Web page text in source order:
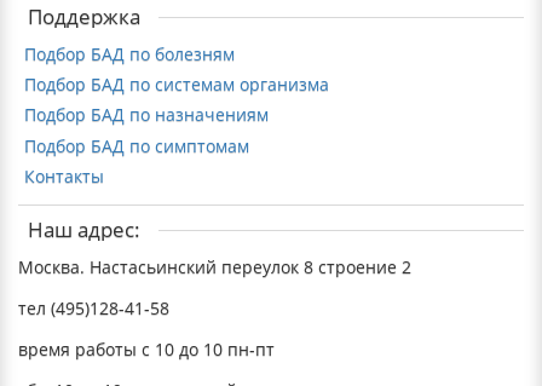
Поддержка
Подбор БАД по болезням
Подбор БАД по системам организма
Подбор БАД по назначениям
Подбор БАД по симптомам
Контакты
Наш адрес:
Москва. Настасьинский переулок 8 строение 2
тел (495)128-41-58
время работы с 10 до 10 пн-пт